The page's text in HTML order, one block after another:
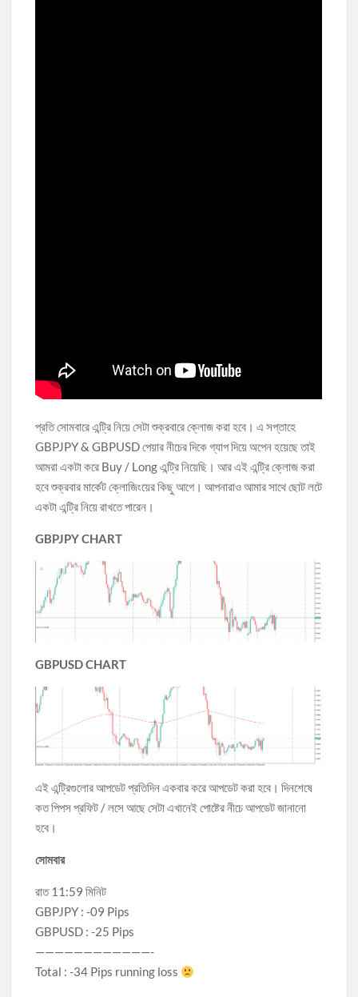
প্রতি সোমবারে এন্ট্রি নিয়ে সেটা শুক্রবারে ক্লোজ করা হবে। এ সপ্তাহে
GBPJPY & GBPUSD পেয়ার নীচের দিকে গ্যাপ দিয়ে অপেন হয়েছে তাই
আমরা একটা করে Buy / Long এন্ট্রি নিয়েছি। আর এই এন্ট্রি ক্লোজ করা
হবে শুক্রবার মার্কেট ক্লোজিংয়ের কিছু আগে। আপনারাও আমার সাথে ছোট লটে
একটা এন্ট্রি নিয়ে রাখতে পারেন।
GBPJPY CHART
GBPUSD CHART
এই এন্ট্রিগুলোর আপডেট প্রতিদিন একবার করে আপডেট করা হবে। দিনশেষে
কত পিপস প্রফিট / লসে আছে সেটা এখানেই পোষ্টের নীচে আপডেট জানানো
হবে।
সোমবার
রাত 11:59 মিনিট
GBPJPY : -09 Pips
GBPUSD : -25 Pips
————————————-
Total : -34 Pips running loss